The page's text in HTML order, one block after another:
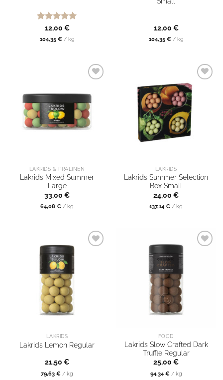
Bewertet
von
5
12,00 €
104,35 € / kg
12,00 €
104,35 € / kg
LAKRIDS & PRALINEN
Lakrids Mixed Summer
Large
33,00 €
64,08 € / kg
LAKRIDS
Lakrids Summer Selection
Box Small
24,00 €
137,14 € / kg
LAKRIDS
Lakrids Lemon Regular
21,50 €
79,63 € / kg
FOOD
Lakrids Slow Crafted Dark
Truffle Regular
25,00 €
94,34 € / kg